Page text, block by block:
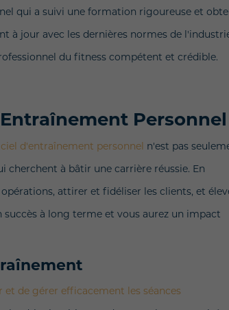
qui a suivi une formation rigoureuse et
à jour avec les dernières normes de
du fitness compétent et crédible.
Personnel
d'entraînement personnel n'est pas
cherchent à bâtir une carrière réussie. En
attirer et fidéliser les clients, et
à long terme et vous aurez un impact
et de gérer efficacement les séances